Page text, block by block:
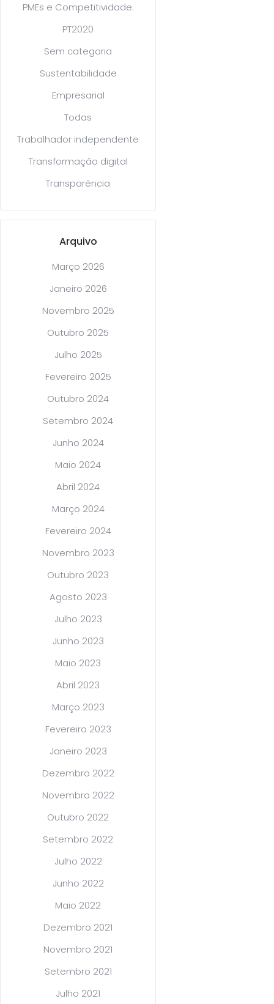
PMEs e Competitividade.
PT2020
Sem categoria
Sustentabilidade
Empresarial
Todas
Trabalhador independente
Transformação digital
Transparência
Arquivo
Março 2026
Janeiro 2026
Novembro 2025
Outubro 2025
Julho 2025
Fevereiro 2025
Outubro 2024
Setembro 2024
Junho 2024
Maio 2024
Abril 2024
Março 2024
Fevereiro 2024
Novembro 2023
Outubro 2023
Agosto 2023
Julho 2023
Junho 2023
Maio 2023
Abril 2023
Março 2023
Fevereiro 2023
Janeiro 2023
Dezembro 2022
Novembro 2022
Outubro 2022
Setembro 2022
Julho 2022
Junho 2022
Maio 2022
Dezembro 2021
Novembro 2021
Setembro 2021
Julho 2021